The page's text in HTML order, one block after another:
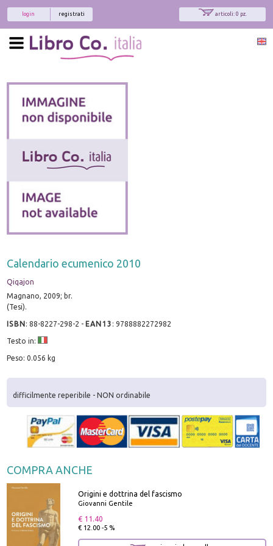
articoli: 0 pz.
registrati
login
Calendario ecumenico 2010
Qiqajon
Magnano, 2009; br.
(Tesi).
ISBN:88-8227-298-2 - EAN13 :9788882272982
Testo in:
Peso: 0.056 kg
difficilmente reperibile - NON ordinabile
COMPRA ANCHE
Origini e dottrina del fascismo
Giovanni Gentile
€ 11.40
€ 12.00 -5 %